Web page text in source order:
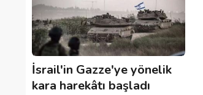
İsrail'in Gazze'ye yönelik
kara harekâtı başladı